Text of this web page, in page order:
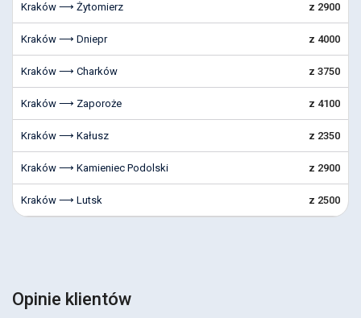
Kraków ⟶ Żytomierz z 2900
Kraków ⟶ Dniepr z 4000
Kraków ⟶ Charków z 3750
Kraków ⟶ Zaporoże z 4100
Kraków ⟶ Kałusz z 2350
Kraków ⟶ Kamieniec Podolski z 2900
Kraków ⟶ Lutsk z 2500
Opinie klientów